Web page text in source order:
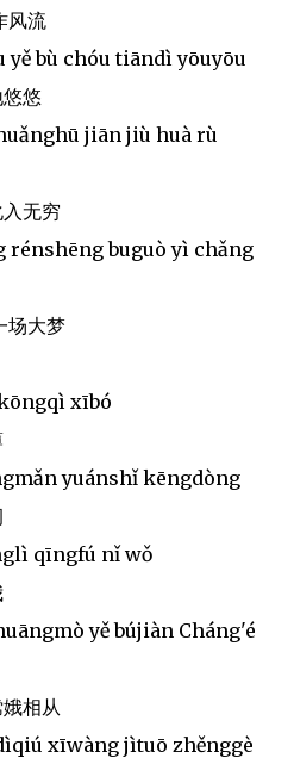
风流
yě bù chóu tiāndì yōuyōu
悠
jiān jiù huà rù
无穷
buguò yì chǎng
场大梦
xībó
yuánshǐ kēngdòng
qīngfú nǐ wǒ
yě bújiàn Cháng'é
相从
xīwàng jìtuō zhěnggè